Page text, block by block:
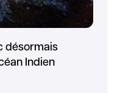
désormais
Indien